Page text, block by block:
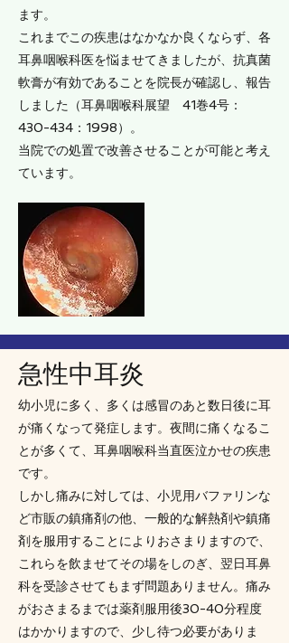
ます。
これまでこの疾患はなかなか良くならず、各
耳鼻咽喉科医を悩ませてきましたが、抗真菌
軟膏が有効であることを院長が確認し、報告
しました（耳鼻咽喉科展望 41巻4号：
430-434：1998）。
当院での処置で改善させることが可能と考え
ています。
急性中耳炎
幼小児に多く、多くは感冒のあと数日後に耳
が痛くなって発症します。夜間に痛くなるこ
とが多くて、耳鼻咽喉科当直医泣かせの疾患
です。
しかし痛みに対しては、小児用バファリンな
ど市販の鎮痛剤の他、一般的な解熱剤や鎮痛
剤を服用することによりおさまりますので、
これらを飲ませてその場をしのぎ、翌日耳鼻
科を受診させてもまず問題ありません。痛み
がおさまるまでは薬剤服用後30-40分程度
はかかりますので、少し待つ必要がありま